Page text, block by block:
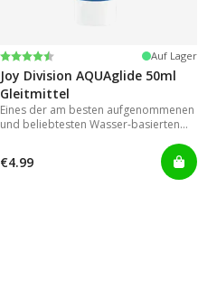
Bewertung:
4.2 von 5 Sternen Auf Lager
Joy Division AQUAglide 50ml
Gleitmittel
Eines der am besten aufgenommenen
und beliebtesten Wasser-basierten
€4.99